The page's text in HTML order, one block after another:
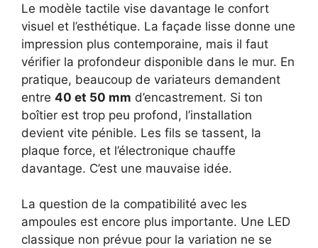
Le modèle tactile vise davantage le confort
visuel et l’esthétique. La façade lisse donne une
impression plus contemporaine, mais il faut
vérifier la profondeur disponible dans le mur. En
pratique, beaucoup de variateurs demandent
entre 40 et 50 mm d’encastrement. Si ton
boîtier est trop peu profond, l’installation
devient vite pénible. Les fils se tassent, la
plaque force, et l’électronique chauffe
davantage. C’est une mauvaise idée.
La question de la compatibilité avec les
ampoules est encore plus importante. Une LED
classique non prévue pour la variation ne se